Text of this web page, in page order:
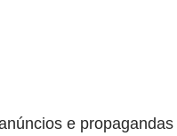
e